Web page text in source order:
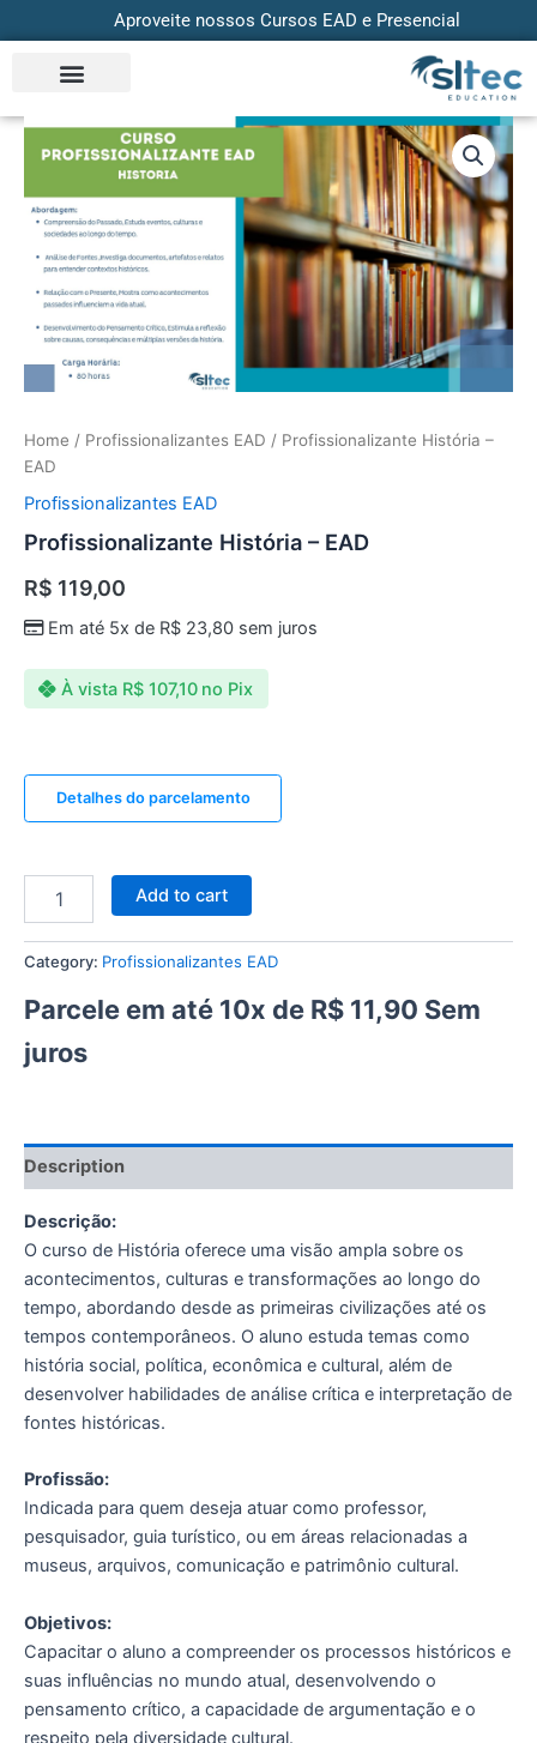
to
content
Aproveite nossos Cursos EAD e Presencial
Home / Profissionalizantes EAD / Profissionalizante História –
EAD
Profissionalizantes EAD
Profissionalizante História – EAD
R$ 119,00
Em até 5x de R$23,80sem juros
À vista R$107,10 no Pix
Detalhes do parcelamento
Profissionalizante
História
EAD
quantity
Add to cart
Category: Profissionalizantes EAD
Parcele em até 10x de R$ 11,90 Sem
juros
Description
Descrição:
O curso de História oferece uma visão ampla sobre os
acontecimentos, culturas e transformações ao longo do
tempo, abordando desde as primeiras civilizações até os
tempos contemporâneos. O aluno estuda temas como
história social, política, econômica e cultural, além de
desenvolver habilidades de análise crítica e interpretação de
fontes históricas.
Profissão:
Indicada para quem deseja atuar como professor,
pesquisador, guia turístico, ou em áreas relacionadas a
museus, arquivos, comunicação e patrimônio cultural.
Objetivos:
Capacitar o aluno a compreender os processos históricos e
suas influências no mundo atual, desenvolvendo o
pensamento crítico, a capacidade de argumentação e o
respeito pela diversidade cultural.